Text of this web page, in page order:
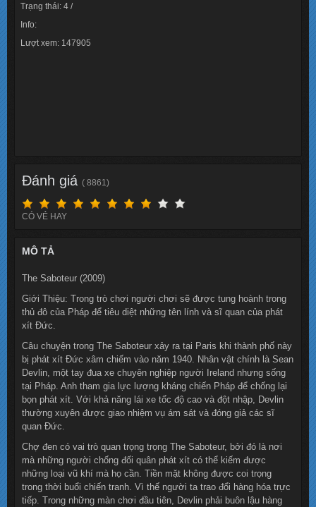
Trạng thái: 4 /
Info:
Lượt xem: 147905
Đánh giá ( 8861)
CÓ VẺ HAY
MÔ TẢ
The Saboteur (2009)
Giới Thiệu: Trong trò chơi người chơi sẽ được tung hoành trong
thủ đô của Pháp để tiêu diệt những tên lính và sĩ quan của phát
xít Đức.
Câu chuyện trong The Saboteur xảy ra tại Paris khi thành phố này
bị phát xít Đức xâm chiếm vào năm 1940. Nhân vật chính là Sean
Devlin, một tay đua xe chuyên nghiệp người Ireland nhưng sống
tại Pháp. Anh tham gia lực lượng kháng chiến Pháp để chống lại
bọn phát xít. Với khả năng lái xe tốc độ cao và đột nhập, Devlin
thường xuyên được giao nhiệm vụ ám sát và đóng giả các sĩ
quan Đức.
Chợ đen có vai trò quan trọng trọng The Saboteur, bởi đó là nơi
mà những người chống đối quân phát xít có thể kiếm được
những loại vũ khí mà họ cần. Tiền mặt không được coi trọng
trong thời buổi chiến tranh. Vì thế người ta trao đổi hàng hóa trực
tiếp. Trong những màn chơi đầu tiên, Devlin phải buôn lậu hàng